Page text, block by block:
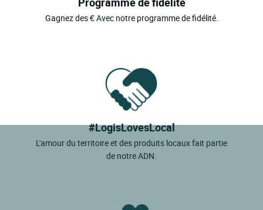
Gagnez des € Avec notre programme de fidélité.
#LogisLovesLocal
L'amour du territoire et des produits locaux fait partie
de notre ADN.